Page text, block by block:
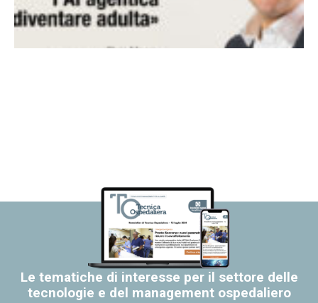
Le tematiche di interesse per il settore delle
tecnologie e del management ospedaliero